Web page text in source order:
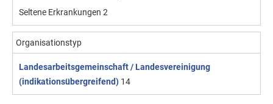
Seltene Erkrankungen 2
Organisationstyp
Landesarbeitsgemeinschaft / Landesvereinigung
(indikationsübergreifend) 14